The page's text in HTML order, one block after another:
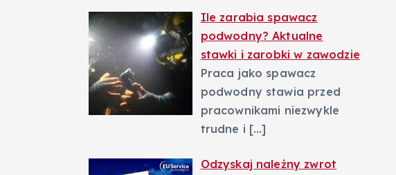
Ile zarabia spawacz
podwodny? Aktualne
stawki i zarobki w zawodzie
Praca jako spawacz
podwodny stawia przed
pracownikami niezwykle
trudne i […]
Odzyskaj należny zwrot